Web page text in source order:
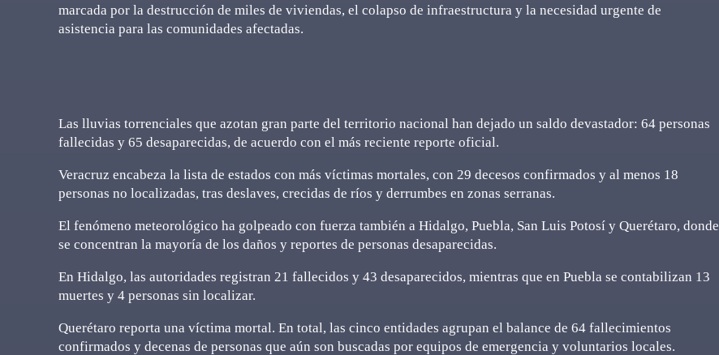
marcada por la destrucción de miles de viviendas, el colapso de infraestructura y la necesidad urgente de
asistencia para las comunidades afectadas.
Las lluvias torrenciales que azotan gran parte del territorio nacional han dejado un saldo devastador: 64 personas
fallecidas y 65 desaparecidas, de acuerdo con el más reciente reporte oficial.
Veracruz encabeza la lista de estados con más víctimas mortales, con 29 decesos confirmados y al menos 18
personas no localizadas, tras deslaves, crecidas de ríos y derrumbes en zonas serranas.
El fenómeno meteorológico ha golpeado con fuerza también a Hidalgo, Puebla, San Luis Potosí y Querétaro, donde
se concentran la mayoría de los daños y reportes de personas desaparecidas.
En Hidalgo, las autoridades registran 21 fallecidos y 43 desaparecidos, mientras que en Puebla se contabilizan 13
muertes y 4 personas sin localizar.
Querétaro reporta una víctima mortal. En total, las cinco entidades agrupan el balance de 64 fallecimientos
confirmados y decenas de personas que aún son buscadas por equipos de emergencia y voluntarios locales.